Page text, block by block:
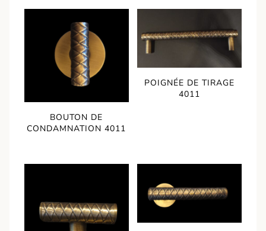
BOUTON DE
CONDAMNATION 4011
POIGNÉE DE TIRAGE
4011